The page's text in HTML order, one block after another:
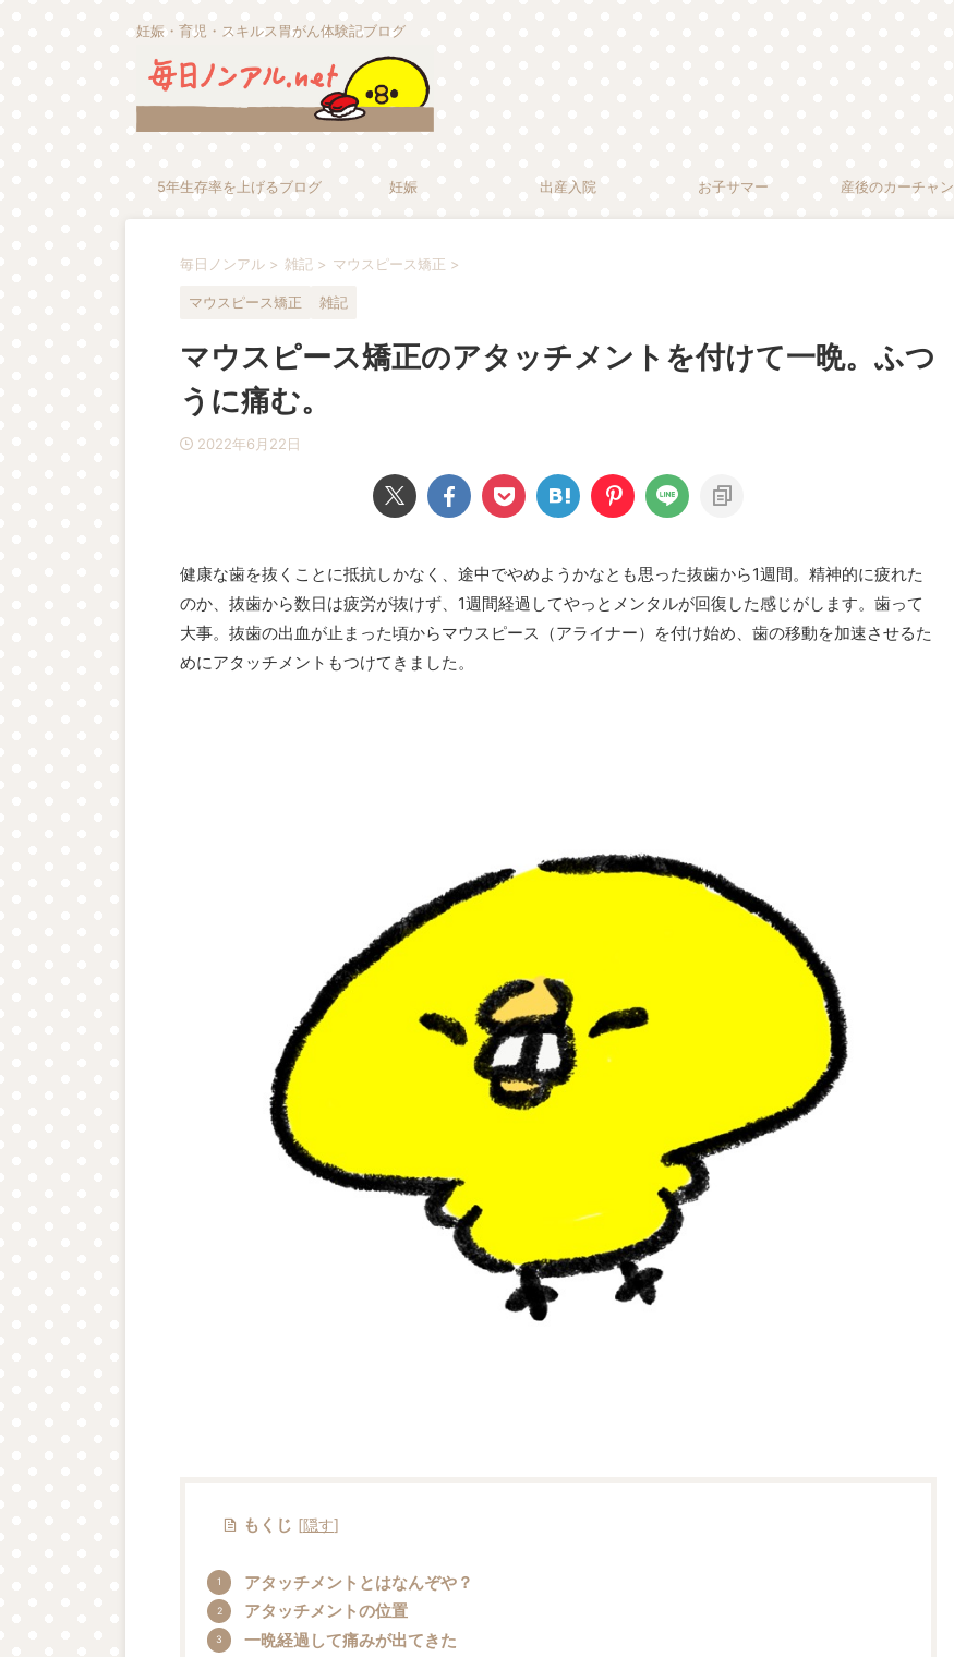
妊娠・育児・スキルス胃がん体験記ブログ
5年生存率を上げるブログ 妊娠 出産入院 お子サマー 産後のカーチャン
毎日ノンアル > 雑記 > マウスピース矯正 >
マウスピース矯正 雑記
マウスピース矯正のアタッチメントを付けて一晩。ふつ
うに痛む。
2022年6月22日
健康な歯を抜くことに抵抗しかなく、途中でやめようかなとも思った抜歯から1週間。精神的に疲れた
のか、抜歯から数日は疲労が抜けず、1週間経過してやっとメンタルが回復した感じがします。歯って
大事。抜歯の出血が止まった頃からマウスピース（アライナー）を付け始め、歯の移動を加速させるた
めにアタッチメントもつけてきました。
もくじ [隠す]
アタッチメントとはなんぞや？
アタッチメントの位置
一晩経過して痛みが出てきた